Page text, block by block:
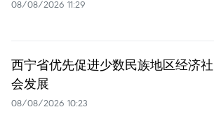
08/08/2026 11:29
西宁省优先促进少数民族地区经济社
会发展
08/08/2026 10:23